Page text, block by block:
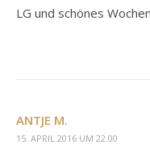
LG und schönes
ANTJE M.
15. APRIL 2016 UM 22:00